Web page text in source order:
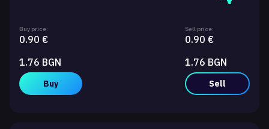
Buy price:
0.90 €
1.76 BGN
Buy
Sell price:
0.90 €
1.76 BGN
Sell